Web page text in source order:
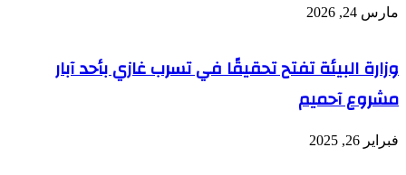
مارس 24, 2026
وزارة البيئة تفتح تحقيقًا في تسرب غازي بأحد آبار
مشروع آحميم
فبراير 26, 2025